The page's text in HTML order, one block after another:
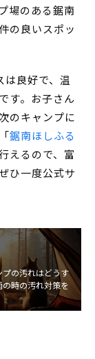
場のある鋸南
の良いスポッ
良好で、温
す。お子さん
のキャンプに
鋸南ほしふる
えるので、 富
ひ一度公式サ
の汚れはどうす
時の汚れ対策を